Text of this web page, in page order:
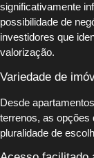
significativamente
possibilidade de
investidores que
valorização.
Variedade de
Desde
terrenos, as opções
pluralidade de